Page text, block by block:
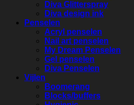
Diva Glitterspray
Diva design ink
Penselen
Acryl penselen
Nail art penselen
My Dream Penselen
Gel penselen
Diva Penselen
Vijlen
Boomerang
Blocks/buffers